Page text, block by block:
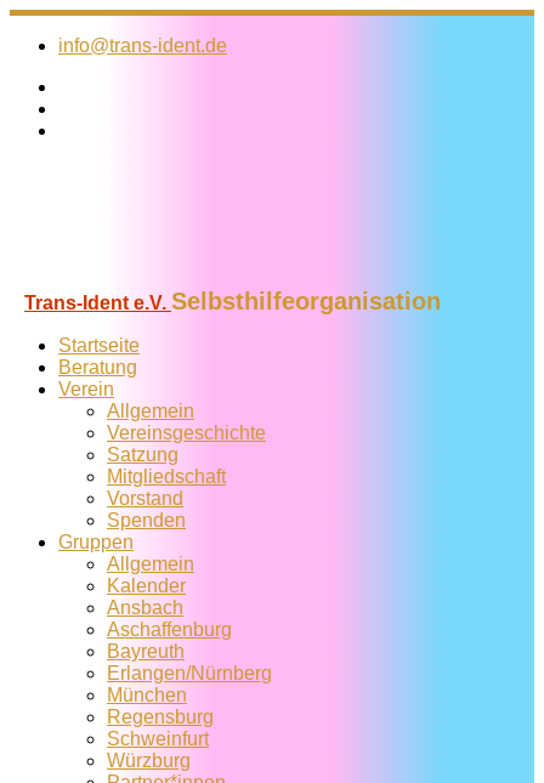
Zum
Inhalt
info@trans-ident.de
Trans-Ident e.V. Selbsthilfeorganisation
Startseite
Beratung
Verein
Allgemein
Vereins­geschichte
Satzung
Mitglied­schaft
Vorstand
Spenden
Gruppen
Allgemein
Kalender
Ansbach
Aschaffenburg
Bayreuth
Erlangen/Nürnberg
München
Regensburg
Schweinfurt
Würzburg